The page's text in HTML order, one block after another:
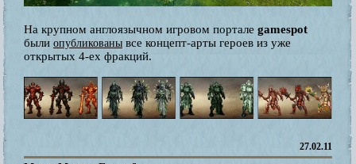
На крупном англоязычном игровом портале gamespot
были опубликованы все концепт-арты героев из уже
открытых 4-ех фракций.
27.02.11